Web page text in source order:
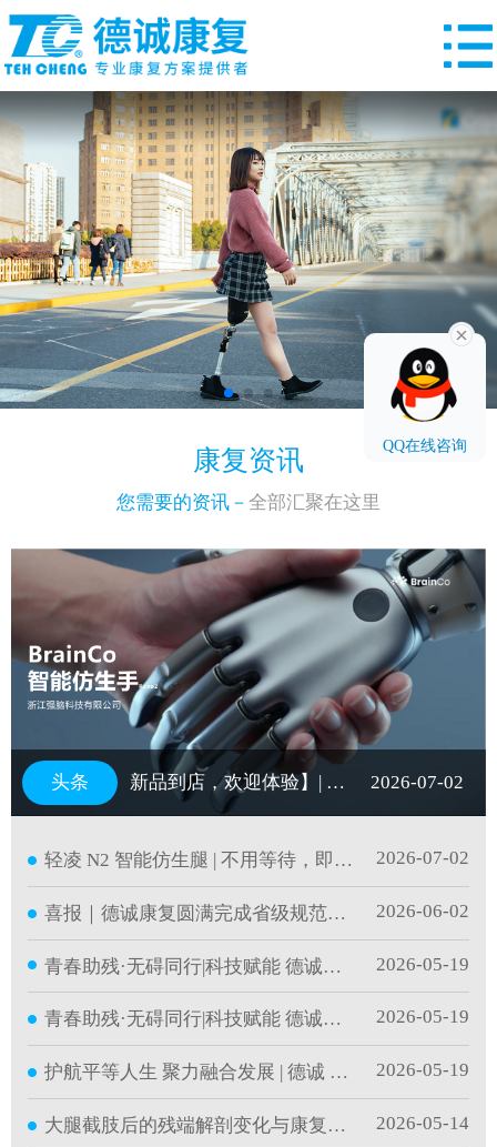
康复资讯
您需要的资讯－ 全部汇聚在这里
2026-07-02
新品到店，欢迎体验】| 以脑机科技，再造一双手
2026-07-02
轻凌 N2 智能仿生腿 | 不用等待，即刻重塑行走自
2026-06-02
喜报｜德诚康复圆满完成省级规范化培训并持证
2026-05-19
青春助残·无碍同行|科技赋能 德诚护航
2026-05-19
青春助残·无碍同行|科技赋能 德诚护航
2026-05-19
护航平等人生 聚力融合发展 | 德诚 第36次全国助
2026-05-14
大腿截肢后的残端解剖变化与康复目标｜德诚康
QQ在线咨询